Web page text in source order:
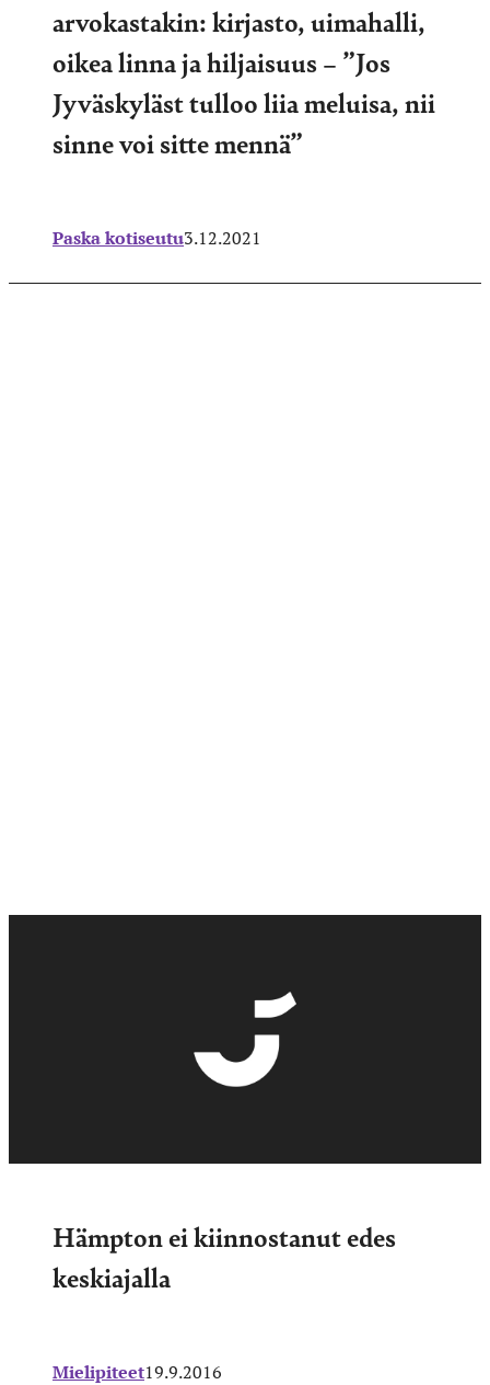
arvokastakin: kirjasto, uimahalli,
oikea linna ja hiljaisuus – ”Jos
Jyväskyläst tulloo liia meluisa, nii
sinne voi sitte mennä”
Paska kotiseutu3.12.2021
Hämpton ei kiinnostanut edes
keskiajalla
Mielipiteet19.9.2016